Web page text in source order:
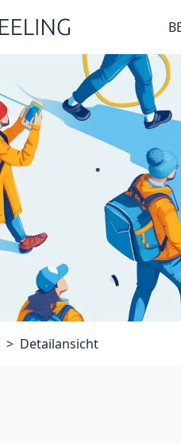
Detailansicht